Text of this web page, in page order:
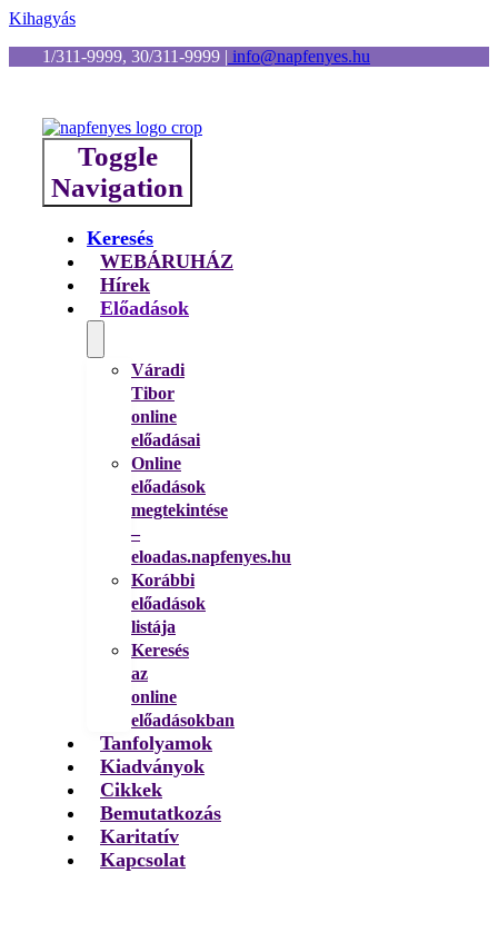
Kihagyás
1/311-9999, 30/311-9999 | info@napfenyes.hu
Toggle
Navigation
Keresés
WEBÁRUHÁZ
Hírek
Előadások
Váradi
Tibor
online
előadásai
Online
előadások
megtekintése
–
eloadas.napfenyes.hu
Korábbi
előadások
listája
Keresés
az
online
előadásokban
Tanfolyamok
Kiadványok
Cikkek
Bemutatkozás
Karitatív
Kapcsolat